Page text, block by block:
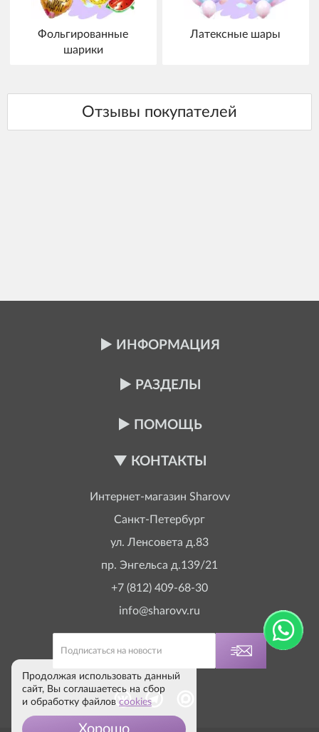
Фольгированные
шарики
Латексные шары
ИНФОРМАЦИЯ
РАЗДЕЛЫ
ПОМОЩЬ
КОНТАКТЫ
Интернет-магазин Sharovv
Санкт-Петербург
ул. Ленсовета д.83
пр. Энгельса д.139/21
+7 (812) 409-68-30
info@sharovv.ru
Продолжая использовать данный
сайт, Вы соглашаетесь на сбор
и обработку файлов cookies
Хорошо